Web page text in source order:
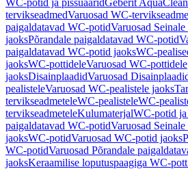
WC-potid ja pissuaaridGeberit
tervikseadmedVaruosad WC-
paigaldatavad WC-potidVaruosad
jaoksPõrandale paigaldatavad WC-potid
paigaldatavad WC-potid jaoksWC-
jaoksWC-pottideleVaruosad WC-pottidele
jaoksDisainplaadidVaruosad
pealisteleVaruosad WC-pealistele jaoks
tervikseadmeteleWC-pealisteleWC-
tervikseadmeteleKulumaterjalWC-potid
paigaldatavad WC-potidVaruosad
jaoksWC-potidVaruosad WC-potid jaoks
WC-potidVaruosad Põrandale
jaoksKeraamilise loputuspaagiga WC-